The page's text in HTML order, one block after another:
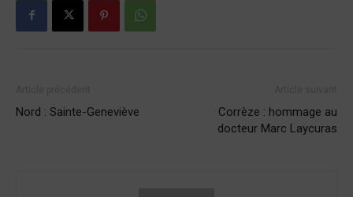
Nord : Sainte-Geneviève
Corrèze : hommage au
docteur Marc Laycuras